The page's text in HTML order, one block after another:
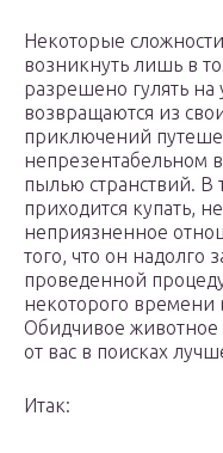
Некоторые
возникнуть лишь в
разрешено гулять
возвращаются из
приключений
непрезентабельном
пылью странствий. В
приходится купать,
неприязненное
того, что он надолго
проведенной
некоторого времени
Обидчивое животное
от вас в поисках
Итак: